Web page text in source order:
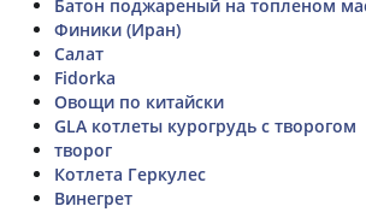
Батон поджареный на топленом
Финики (Иран)
Салат
Fidorka
Овощи по китайски
GLA котлеты курогрудь с творогом
творог
Котлета Геркулес
Винегрет